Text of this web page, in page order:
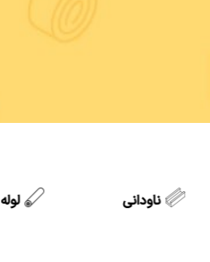
ناودانی لوله